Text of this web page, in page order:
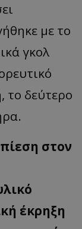
με το
γκολ
το δεύτερο
στον
έκρηξη